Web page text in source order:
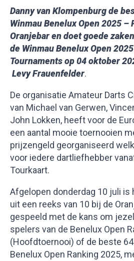
Danny van Klompenburg de
Winmau Benelux Open 2025 –
Oranjebar en doet goede
de Winmau Benelux Open
Tournaments op 04 oktober
Levy Frauenfelder.
De organisatie Amateur Darts
van Michael van Gerwen,
John Lokken, heeft voor de
een aantal mooie toernooien
prijzengeld georganiseerd
voor iedere dartliefhebber
Tourkaart.
Afgelopen donderdag 10 juli is
uit een reeks van 10 bij de
gespeeld met de kans om
spelers van de Benelux Open
(Hoofdtoernooi) of de beste
Benelux Open Ranking 2025,